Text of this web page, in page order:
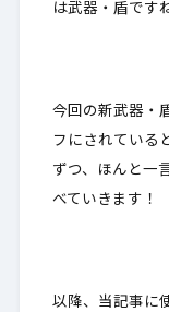
1-8. 棍
1-10.
は武器・盾です
今回の新武器・
フにされている
ずつ、ほんと一
べていきます！
以降、当記事に